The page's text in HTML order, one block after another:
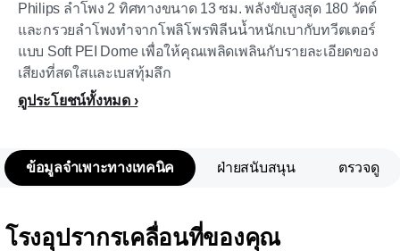
Philips ลำโพง 2 ทิศทางขนาด 13 ซม. พลังขับสูงสุด 180 วัตต์
และกรวยลำโพงทำจากโพลิโพรพิลีนน้ำหนักเบากับทวีตเตอร์
แบบ Soft PEI Dome เพื่อให้คุณเพลิดเพลินกับรายละเอียดของ
เสียงที่สดใสและเบสทุ้มลึก
ดูประโยชน์ทั้งหมด
ข้อมูลจำเพาะทางเทคนิค ฝ่ายสนับสนุน ตรวจดู
โรงอุปรากรเคลื่อนที่ของคุณ